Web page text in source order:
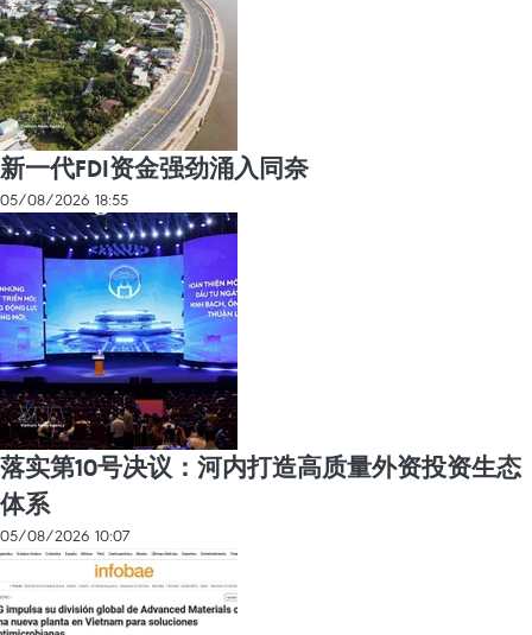
新一代FDI资金强劲涌入同奈
05/08/2026 18:55
落实第10号决议：河内打造高质量外资投资生态
体系
05/08/2026 10:07